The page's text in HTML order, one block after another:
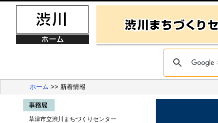
ホーム >> 新着情報
草津市立渋川まちづくりセンター